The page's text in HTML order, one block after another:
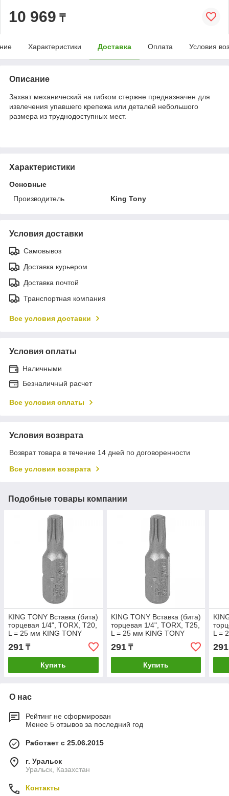
10 969 ₸
Характеристики Доставка Оплата Условия
Описание
Захват механический на гибком стержне предназначен для
извлечения упавшего крепежа или деталей небольшого
размера из труднодоступных мест.
Характеристики
Основные
Производитель
King Tony
Условия доставки
Самовывоз
Доставка курьером
Доставка почтой
Транспортная компания
Все условия доставки
Условия оплаты
Наличными
Безналичный расчет
Все условия оплаты
Условия возврата
Возврат товара в течение 14 дней по договоренности
Все условия возврата
Подобные товары компании
KING TONY Вставка (бита)
торцевая 1/4", TORX, T20,
L = 25 мм KING TONY
102520T
291 ₸
Купить
KING TONY Вставка (бита)
торцевая 1/4", TORX, T25,
L = 25 мм KING TONY
102525T
291₸
Купить
L =
291
О нас
Рейтинг не сформирован
Менее 5 отзывов за последний год
Работает с 25.06.2015
г. Уральск
Уральск, Казахстан
Контакты